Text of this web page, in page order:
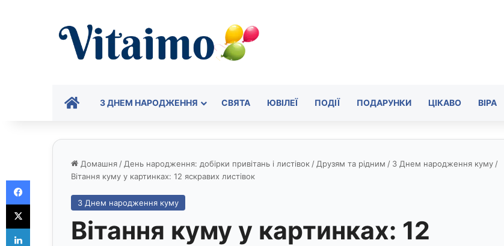
ГОЛОВНА
З ДНЕМ НАРОДЖЕННЯ СВЯТА ЮВІЛЕЇ ПОДІЇ ПОДАРУНКИ ЦІКАВО ВІРА
Домашня / День народження: добірки привітань і листівок / Друзям та рідним / З Днем народження куму /
Вітання куму у картинках: 12 яскравих листівок
З Днем народження куму
Вітання куму у картинках: 12